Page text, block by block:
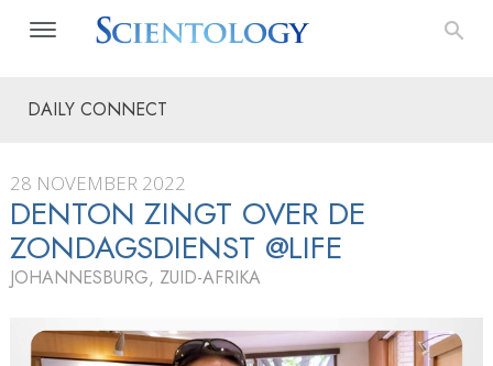
DAILY CONNECT
28 NOVEMBER 2022
DENTON ZINGT OVER DE
ZONDAGSDIENST @LIFE
JOHANNESBURG, ZUID-AFRIKA